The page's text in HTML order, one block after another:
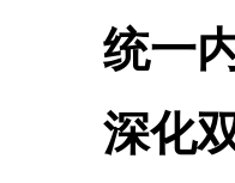
统一
深化